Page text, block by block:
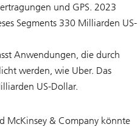
und GPS. 2023
Segments 330 Milliarden US-
Anwendungen, die durch
werden, wie Uber. Das
US-Dollar.
McKinsey & Company könnte